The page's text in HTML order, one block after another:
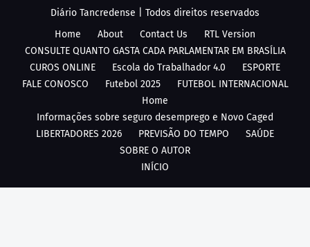
Diário Tancredense | Todos direitos reservados
Home
About Contact Us
RTL Version
CONSULTE QUANTO GASTA CADA PARLAMENTAR EM BRASÍLIA
CUROS ONLINE
Escola do Trabalhador 4.0
ESPORTE
FALE CONOSCO
Futebol 2025
FUTEBOL INTERNACIONAL
Home
Informações sobre seguro desemprego e Novo Caged
LIBERTADORES 2026
PREVISÃO DO TEMPO
SAÚDE
SOBRE O AUTOR
INÍCIO